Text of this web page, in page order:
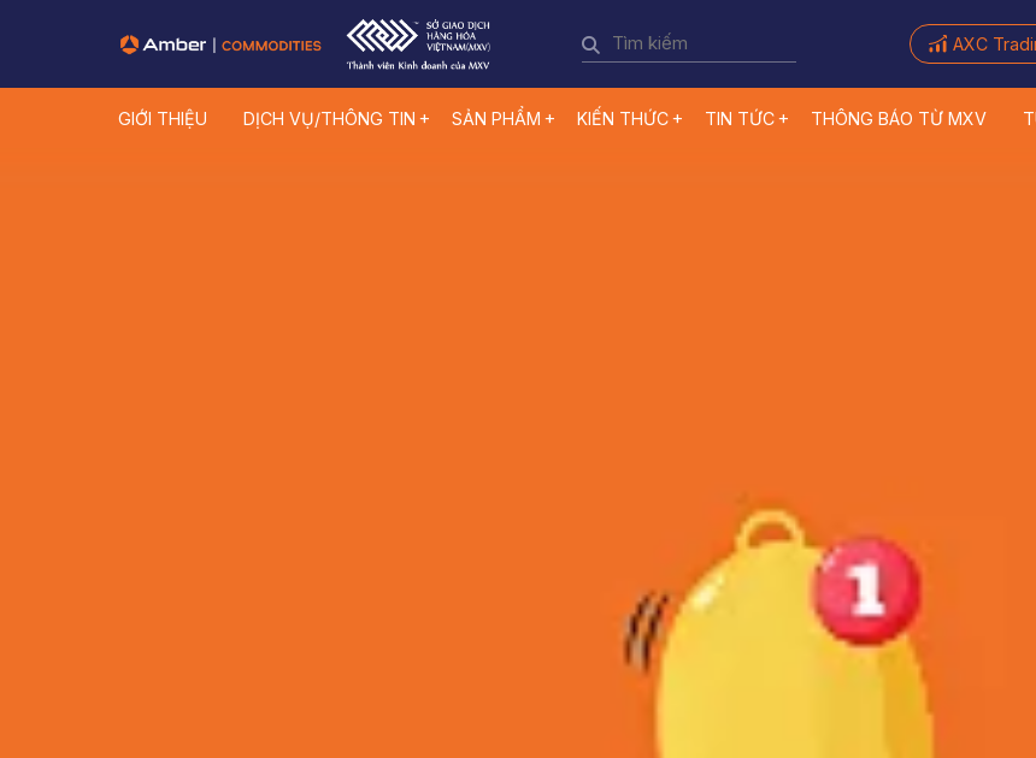
AXC
GIỚI THIỆU DỊCH VỤ/THÔNG TIN SẢN PHẨM KIẾN THỨC TIN TỨC THÔNG BÁO TỪ MXV